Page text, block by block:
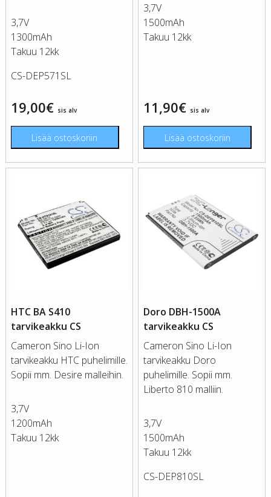
3,7V
1300mAh
Takuu 12kk
CS-DEP571SL
19,00€ sis alv
Lisää ostoskoriin
3,7V
1500mAh
Takuu 12kk
11,90€ sis alv
Lisää ostoskoriin
HTC BA S410
tarvikeakku CS
Cameron Sino Li-Ion
tarvikeakku HTC puhelimille.
Sopii mm. Desire malleihin.
3,7V
1200mAh
Takuu 12kk
Doro DBH-1500A
tarvikeakku CS
Cameron Sino Li-Ion
tarvikeakku Doro
puhelimille. Sopii mm.
Liberto 810 malliin.
3,7V
1500mAh
Takuu 12kk
CS-DEP810SL